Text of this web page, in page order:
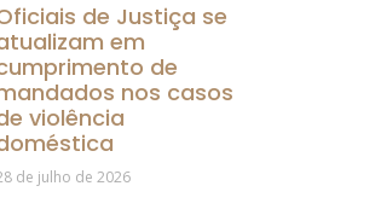
de Justiça se
em
de
nos casos
violência
de julho de 2026